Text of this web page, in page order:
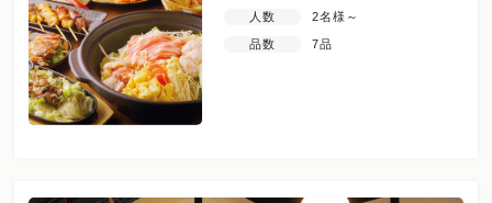
人数
2名様～
品数 7品